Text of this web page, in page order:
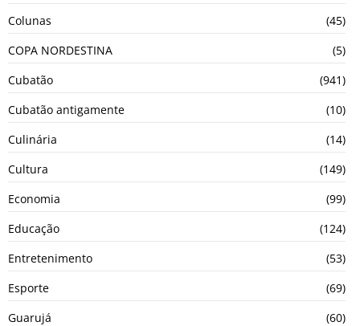
Colunas
(45)
COPA NORDESTINA
(5)
Cubatão
(941)
Cubatão antigamente
(10)
Culinária
(14)
Cultura
(149)
Economia
(99)
Educação
(124)
Entretenimento
(53)
Esporte
(69)
Guarujá
(60)